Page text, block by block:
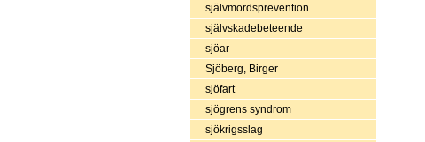
självmordsprevention
självskadebeteende
sjöar
Sjöberg, Birger
sjöfart
sjögrens syndrom
sjökrigsslag